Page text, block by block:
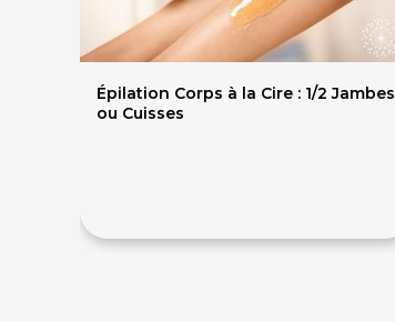
Épilation Corps à la Cire : 1/2 Jambes
ou Cuisses